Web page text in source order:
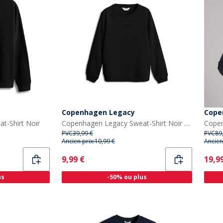
Shirt Noir
Copenhagen Legacy
Copenhagen Legacy Sweat-Shirt Noir enfant
PVC39,99 €
Ancien prix:10,99 €
Current
9,99 €
-50% ou plus
PVC